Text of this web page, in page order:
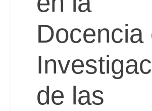
Reservas
Calendario Lectivo
Horarios
Docencia
de las